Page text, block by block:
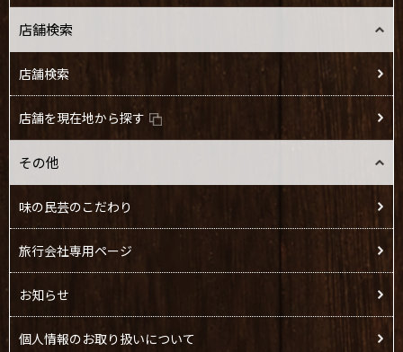
あんみつ ● ●
クリームあんみつ ● ●
冷やしクリームぜんざい ● ●
杏仁豆富（あんず） ● ● ●
白玉しるこ ●
牛たん民芸定食 ● ● ●
店舗検索
店舗検索
店舗を現在地から探す
その他
味の民芸のこだわり
旅行会社専用ページ
お知らせ
個人情報のお取り扱いについて